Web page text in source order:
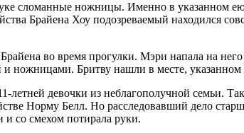
сломанные ножницы. Именно в указанном
Брайена Хоу подозреваемый находился
во время прогулки. Мэри напала на
и ножницами. Бритву нашли в месте,
летней девочки из неблагополучной семьи.
Норму Белл. Но расследовавший дело
и со смехом потирала руки.